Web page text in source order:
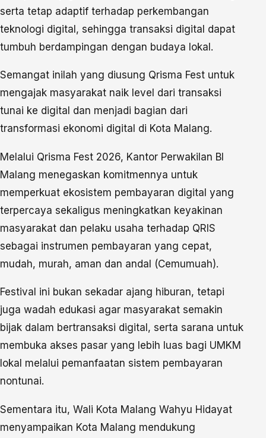
serta tetap adaptif terhadap perkembangan
teknologi digital, sehingga transaksi digital dapat
tumbuh berdampingan dengan budaya lokal.
Semangat inilah yang diusung Qrisma Fest untuk
mengajak masyarakat naik level dari transaksi
tunai ke digital dan menjadi bagian dari
transformasi ekonomi digital di Kota Malang.
Melalui Qrisma Fest 2026, Kantor Perwakilan BI
Malang menegaskan komitmennya untuk
memperkuat ekosistem pembayaran digital yang
terpercaya sekaligus meningkatkan keyakinan
masyarakat dan pelaku usaha terhadap QRIS
sebagai instrumen pembayaran yang cepat,
mudah, murah, aman dan andal (Cemumuah).
Festival ini bukan sekadar ajang hiburan, tetapi
juga wadah edukasi agar masyarakat semakin
bijak dalam bertransaksi digital, serta sarana untuk
membuka akses pasar yang lebih luas bagi UMKM
lokal melalui pemanfaatan sistem pembayaran
nontunai.
Sementara itu, Wali Kota Malang Wahyu Hidayat
menyampaikan Kota Malang mendukung